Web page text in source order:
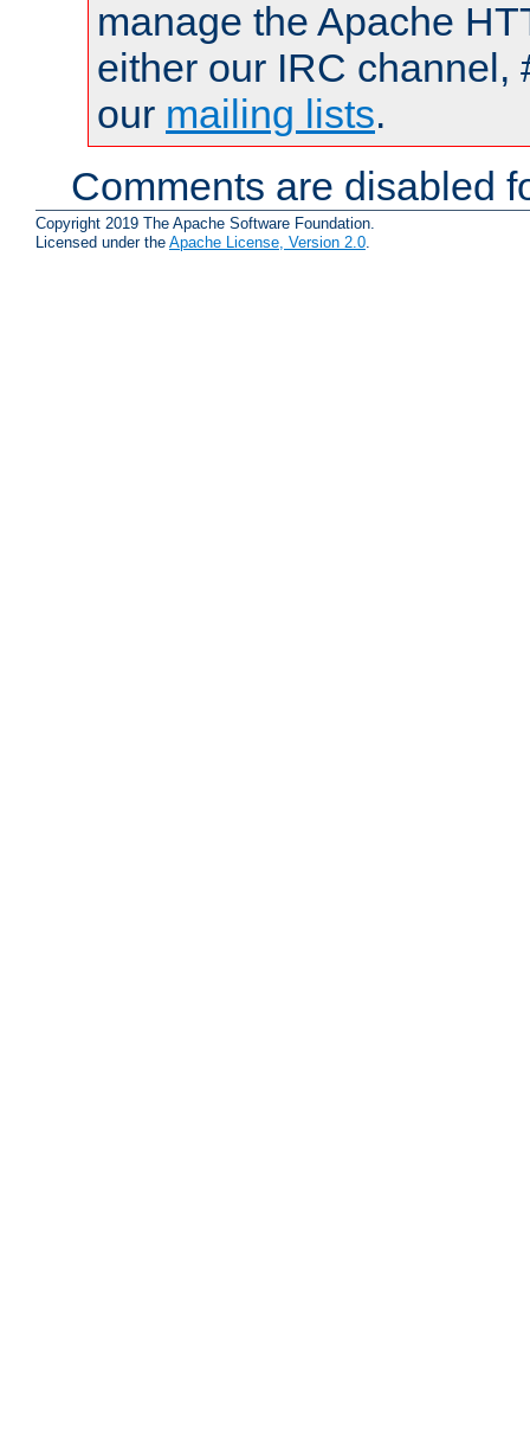
manage the Apache
either our IRC channel,
our mailing lists.
Comments are disabled
Copyright 2019 The Apache Software Foundation.
Licensed under the Apache License, Version 2.0